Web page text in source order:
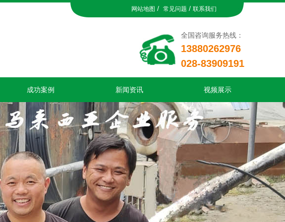
网站地图 / 常见问题 / 联系我们
全国咨询服务热线：
13880262976
028-83909191
成功案例 新闻资讯 视频展示